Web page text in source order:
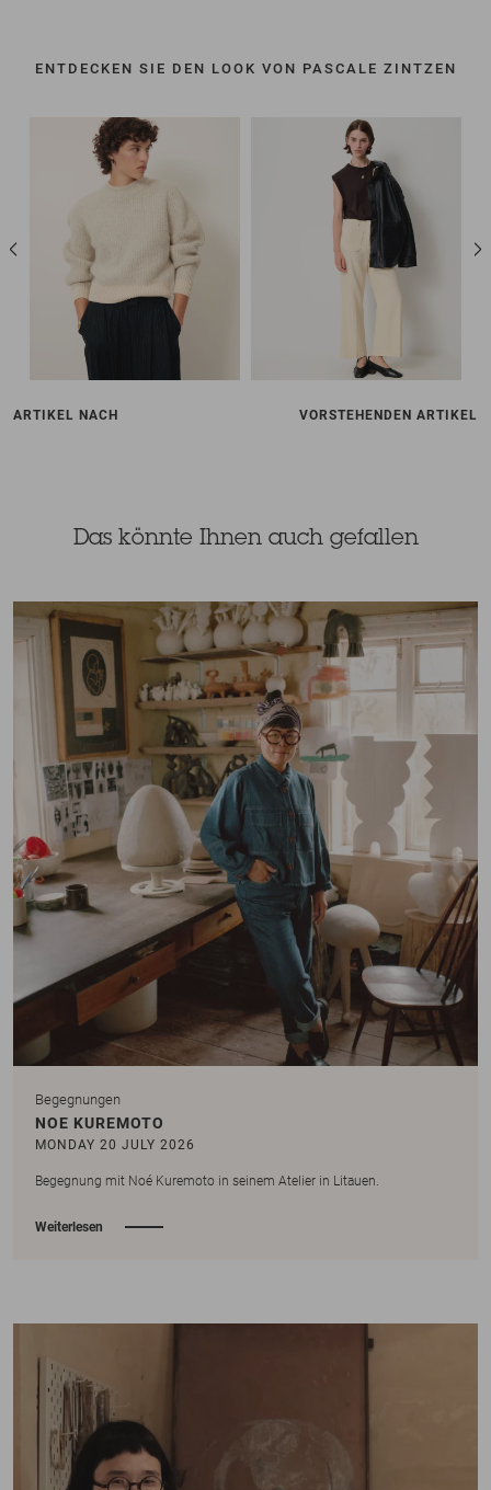
ENTDECKEN SIE DEN LOOK VON PASCALE ZINTZEN
ARTIKEL NACH VORSTEHENDEN ARTIKEL
Das könnte Ihnen auch gefallen
Begegnungen
NOE KUREMOTO
MONDAY 20 JULY 2026
Begegnung mit Noé Kuremoto in seinem Atelier in Litauen.
Weiterlesen